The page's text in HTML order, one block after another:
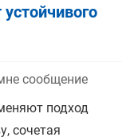
сообщение
подход
сочетая